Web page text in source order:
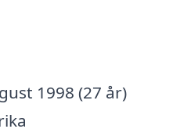
1998 (27 år)